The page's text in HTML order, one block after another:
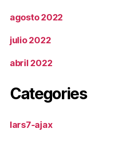
agosto 2022
julio 2022
abril 2022
Categories
lars7-ajax